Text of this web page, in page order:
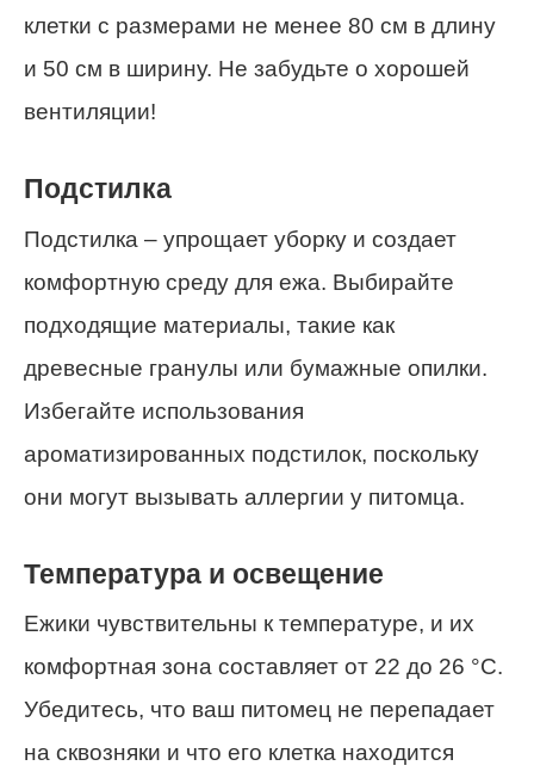
клетки с размерами не менее 80 см в длину
и 50 см в ширину. Не забудьте о хорошей
вентиляции!
Подстилка
Подстилка – упрощает уборку и создает
комфортную среду для ежа. Выбирайте
подходящие материалы, такие как
древесные гранулы или бумажные опилки.
Избегайте использования
ароматизированных подстилок, поскольку
они могут вызывать аллергии у питомца.
Температура и освещение
Ежики чувствительны к температуре, и их
комфортная зона составляет от 22 до 26 °C.
Убедитесь, что ваш питомец не перепадает
на сквозняки и что его клетка находится